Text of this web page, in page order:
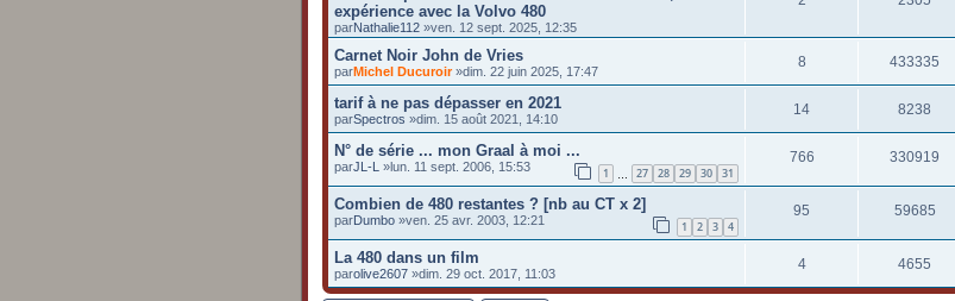
expérience avec la Volvo 480
parNathalie112 »ven. 12 sept. 2025, 12:35
Carnet Noir John de Vries
parMichel Ducuroir»dim. 22 juin 2025, 17:47
8 433335
tarif à ne pas dépasser en 2021
parSpectros »dim. 15 août 2021, 14:10
14 8238
N° de série ... mon Graal à moi ...
parJL-L »lun. 11 sept. 2006, 15:53 1 … 27 28 29 30 31
766 330919
Combien de 480 restantes ? [nb au CT x 2]
parDumbo »ven. 25 avr. 2003, 12:21 1 2 3 4
95 59685
La 480 dans un film
parolive2607 »dim. 29 oct. 2017, 11:03
4 4655